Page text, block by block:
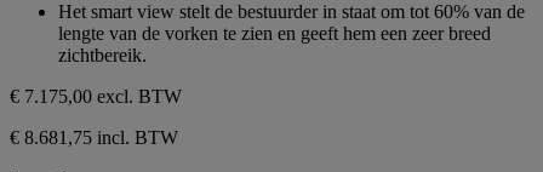
Het smart view stelt de bestuurder in staat om tot 60% van de
lengte van de vorken te zien en geeft hem een zeer breed
zichtbereik.
€ 7.175,00 excl. BTW
€ 8.681,75 incl. BTW